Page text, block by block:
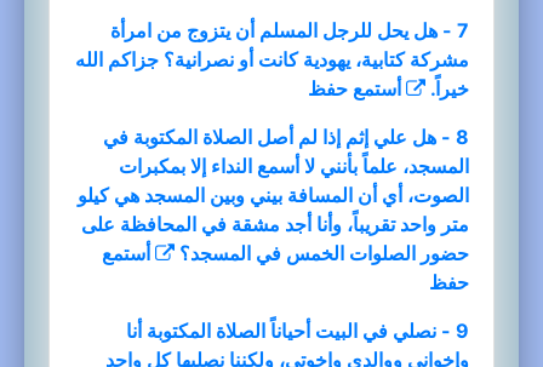
7 - هل يحل للرجل المسلم أن يتزوج من امرأة
مشركة كتابية، يهودية كانت أو نصرانية؟ جزاكم الله
خيراً.
أستمع حفظ
8 - هل علي إثم إذا لم أصل الصلاة المكتوبة في
المسجد، علماً بأنني لا أسمع النداء إلا بمكبرات
الصوت، أي أن المسافة بيني وبين المسجد هي كيلو
متر واحد تقريباً، وأنا أجد مشقة في المحافظة على
حضور الصلوات الخمس في المسجد؟
أستمع
حفظ
9 - نصلي في البيت أحياناً الصلاة المكتوبة أنا
وإخواني ووالدي وإخوتي، ولكننا نصليها كل واحد